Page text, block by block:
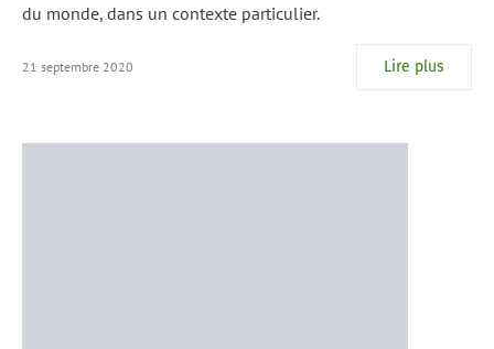
du monde, dans un contexte particulier.
21 septembre 2020 Lire plus